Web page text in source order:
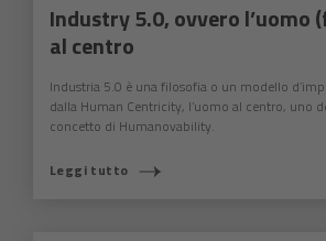
Industry 5.0, ovvero l’uomo
al centro
Industria 5.0 è una filosofia o un modello
dalla Human Centricity, l’uomo al centro, uno
concetto di Humanovability.
Leggi tutto